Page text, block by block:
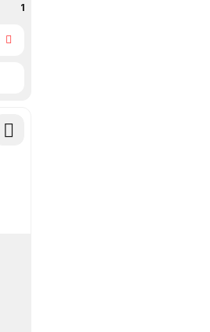
1
Добавить